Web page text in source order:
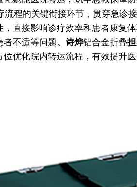
程的关键衔接环节，贯穿急诊
直接影响诊疗效率和患者康复
不适等问题。 诗烨铝合金折叠
优化院内转运流程，有效提升